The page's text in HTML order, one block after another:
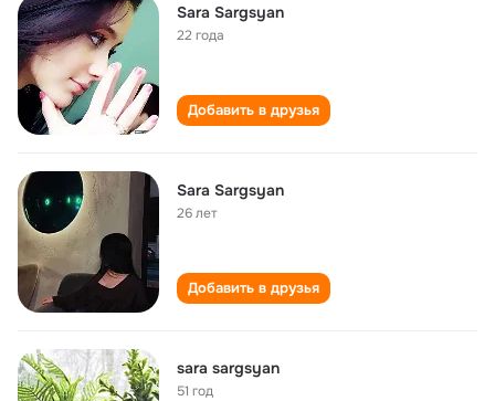
Sara Sargsyan
22 года
Добавить в друзья
Sara Sargsyan
26 лет
Добавить в друзья
sara sargsyan
51 год